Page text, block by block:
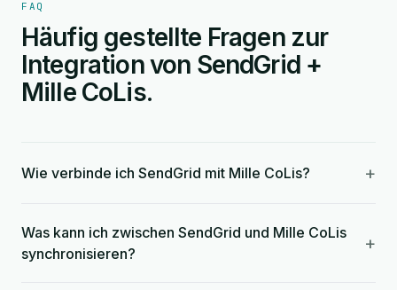
FAQ
Häufig gestellte Fragen zur
Integration von SendGrid +
Mille CoLis.
Wie verbinde ich SendGrid mit Mille CoLis? +
Was kann ich zwischen SendGrid und Mille CoLis
synchronisieren?
+